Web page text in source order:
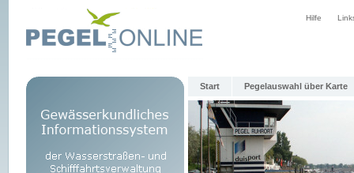
Hilfe
Start Pegelauswahl über Karte